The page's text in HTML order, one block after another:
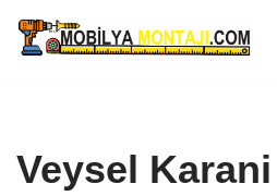
İçeriğe
Veysel